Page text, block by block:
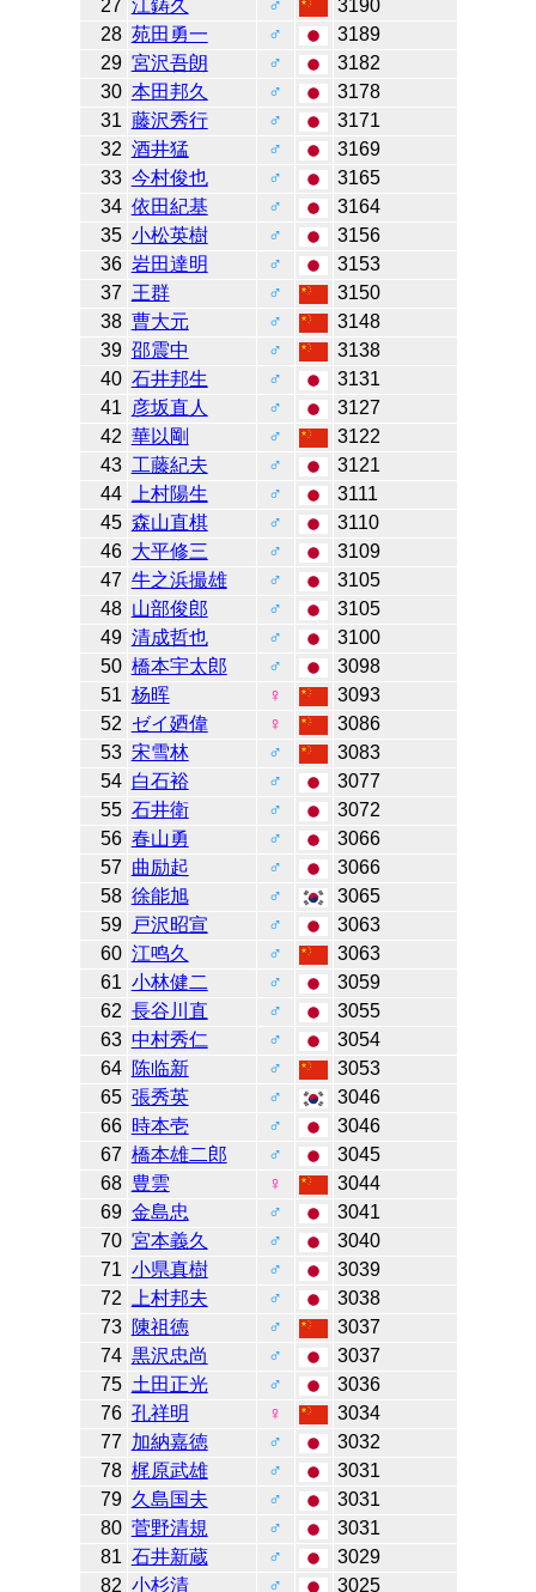
27 江鋳久 ♂
3190
28 苑田勇一 ♂
3189
29 宮沢吾朗 ♂
3182
30 本田邦久 ♂
3178
31 藤沢秀行 ♂
3171
32 酒井猛 ♂
3169
33 今村俊也 ♂
3165
34 依田紀基 ♂
3164
35 小松英樹 ♂
3156
36 岩田達明 ♂
3153
37 王群 ♂
3150
38 曹大元 ♂
3148
39 邵震中 ♂
3138
40 石井邦生 ♂
3131
41
彦坂直人 ♂
3127
42 華以剛 ♂
3122
43 工藤紀夫 ♂
3121
44
上村陽生 ♂
3111
45 森山直棋 ♂
3110
46 大平修三 ♂
3109
47 牛之浜撮雄 ♂
3105
48 山部俊郎 ♂
3105
49 清成哲也 ♂
3100
50 橋本宇太郎 ♂
3098
51 杨晖 ♀
3093
52 ゼイ廼偉 ♀
3086
53 宋雪林 ♂
3083
54 白石裕 ♂
3077
55 石井衛 ♂
3072
56 春山勇 ♂
3066
57 曲励起 ♂
3066
58 徐能旭 ♂
3065
59
戸沢昭宣 ♂
3063
60 江鸣久 ♂
3063
61 小林健二 ♂
3059
62 長谷川直 ♂
3055
63 中村秀仁 ♂
3054
64 陈临新 ♂
3053
65 張秀英 ♂
3046
66 時本壱 ♂
3046
67 橋本雄二郎 ♂
3045
68 豊雲 ♀
3044
69 金島忠 ♂
3041
70 宮本義久 ♂
3040
71 小県真樹 ♂
3039
72
上村邦夫 ♂
3038
73 陳祖徳 ♂
3037
74 黒沢忠尚 ♂
3037
75 土田正光 ♂
3036
76 孔祥明 ♀
3034
77 加納嘉徳 ♂
3032
78 梶原武雄 ♂
3031
79 久島国夫 ♂
3031
80 菅野清規 ♂
3031
81 石井新蔵 ♂
3029
82 小杉清 ♂ 3025